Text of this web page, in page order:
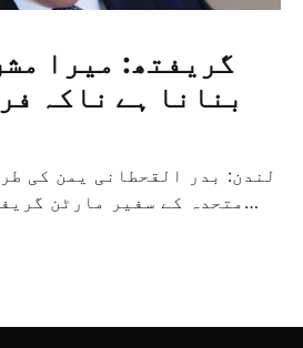
گریفتھ: میرا
بنانا ہے ناکہ
لندن: بدر القحطانی یمن کی
متحدہ کے سفیر مارٹن
ثالثی اور اس کشمکش کی